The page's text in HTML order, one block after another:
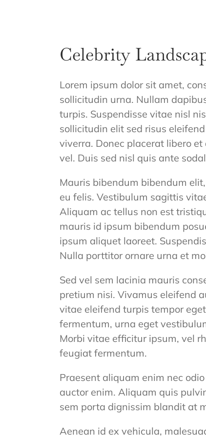
Celebrity
Lorem ipsum dolor sit amet,
sollicitudin urna. Nullam
turpis. Suspendisse vitae nisl
sollicitudin elit sed risus
viverra. Donec placerat libero
vel. Duis sed nisl quis ante
Mauris bibendum bibendum
eu felis. Vestibulum sagittis
Aliquam ac tellus non est
mauris id ipsum bibendum
ipsum aliquet laoreet.
Nulla porttitor ornare urna et
Sed vel sem lacinia mauris
pretium nisi. Vivamus eleifend
vitae eleifend turpis tempor
fermentum, urna eget
Morbi vitae efficitur ipsum, vel
feugiat fermentum.
Praesent aliquam enim nec
auctor enim. Aliquam quis
sem porta dignissim blandit at
Aenean id ex vehicula,